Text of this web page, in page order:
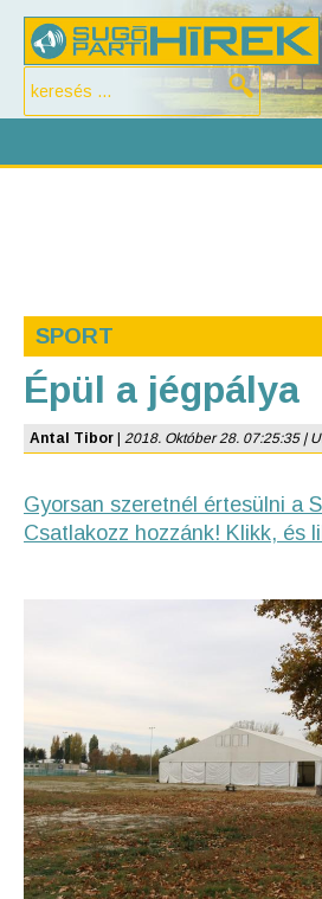
SPORT
Épül a jégpálya
Antal Tibor 2018. Október 28. 07:25:35 |
Gyorsan szeretnél értesülni a
Csatlakozz hozzánk! Klikk, és